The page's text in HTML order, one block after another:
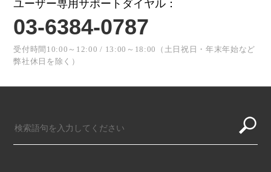
ユーザー専用サポートダイヤル：
03-6384-0787
受付時間10:00～12:00 / 13:00～18:00（土日祝日・年末年始など
弊社休日を除く）